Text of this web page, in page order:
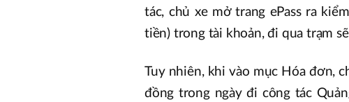
tác, chủ xe mở trang ePass ra
tiền) trong tài khoản, đi qua trạm
Tuy nhiên, khi vào mục Hóa đơn,
đồng trong ngày đi công tác